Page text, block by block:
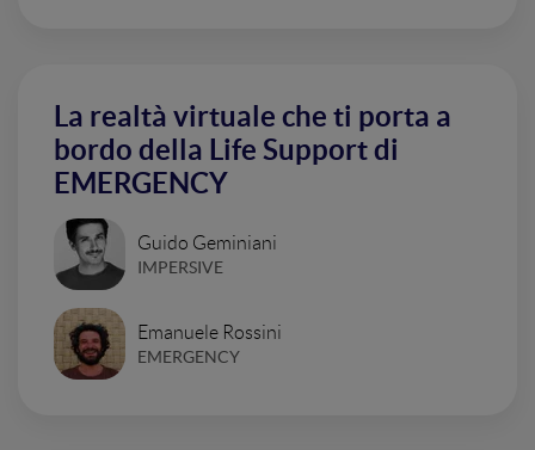
La realtà virtuale che ti porta a
bordo della Life Support di
EMERGENCY
Guido Geminiani
IMPERSIVE
Emanuele Rossini
EMERGENCY